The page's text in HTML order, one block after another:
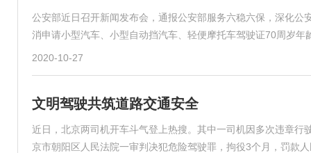
公安部近日召开新闻发布会，通报公安部服务六稳六保，深化
消申请小型汽车、小型自动挡汽车、轻便摩托车驾驶证70周岁年
2020-10-27
文明驾驶共筑道路交通安全
近日，北京两司机开车斗气登上热搜。其中一司机因多次违章
京市朝阳区人民法院一审判决犯危险驾驶罪，拘役3个月，罚款